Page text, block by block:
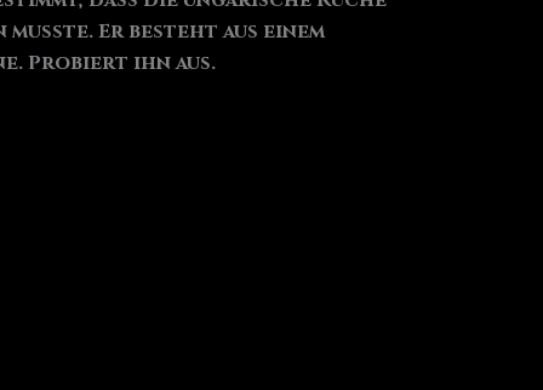
Er besteht aus einem
Probiert ihn aus.